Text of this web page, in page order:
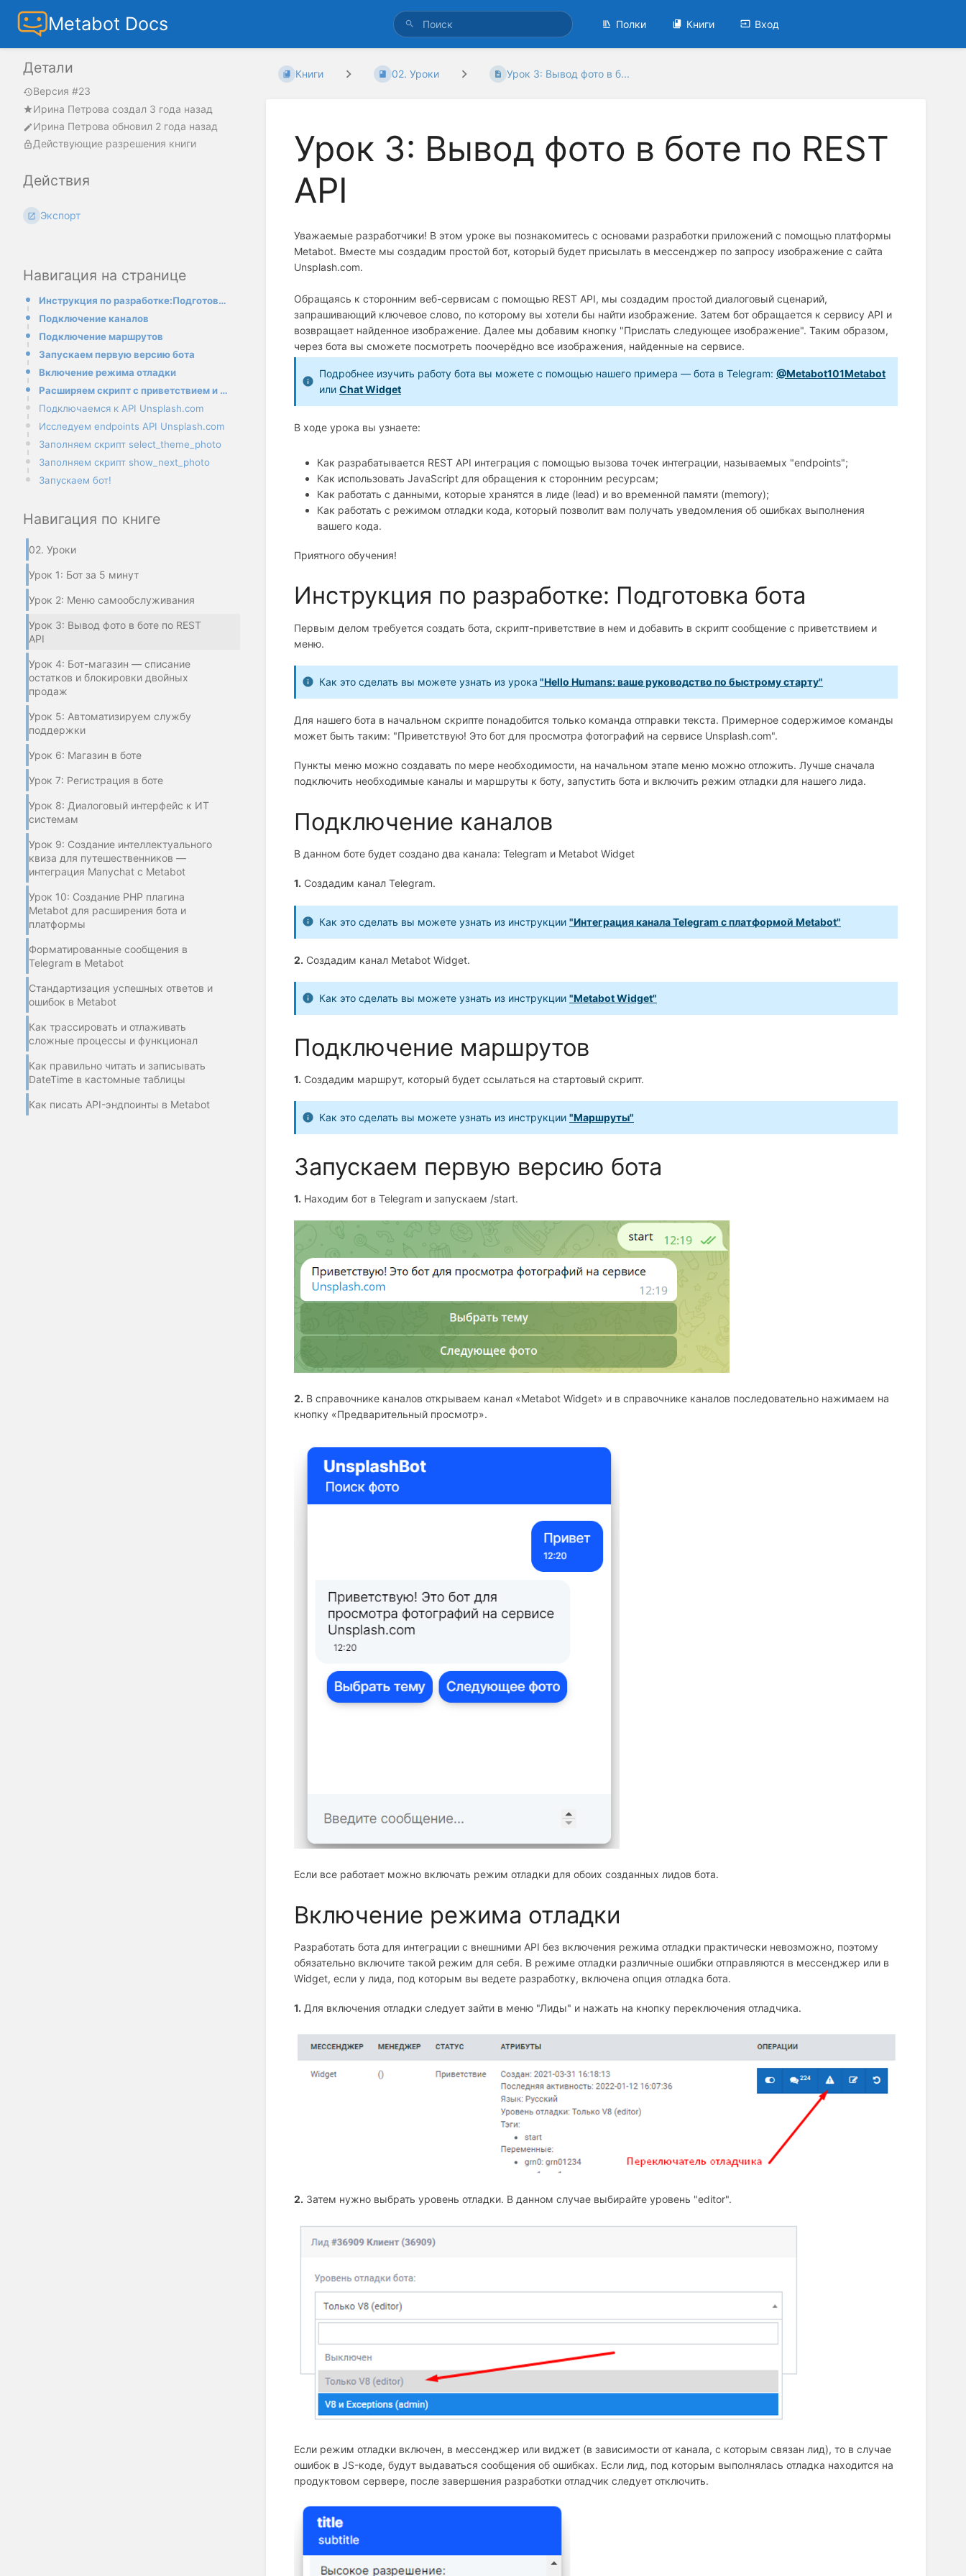
Metabot Docs Полки Книги Вход
Навигация на странице
Инструкция по разработке:Подготовка бота
Подключение каналов
Подключение маршрутов
Запускаем первую версию бота
Включение режима отладки
Расширяем скрипт с приветствием и меню
Подключаемся к API Unsplash.com
Иcследуем endpoints API Unsplash.com
Заполняем скрипт select_theme_photo
Заполняем скрипт show_next_photo
Запускаем бот!
Навигация по книге
02. Уроки
Урок 1: Бот за 5 минут
Урок 2: Меню самообслуживания
Урок 3: Вывод фото в боте по REST
API
Урок 4: Бот-магазин — списание
остатков и блокировки двойных
продаж
Урок 5: Автоматизируем службу
поддержки
Урок 6: Магазин в боте
Урок 7: Регистрация в боте
Урок 8: Диалоговый интерфейс к ИТ
системам
Урок 9: Создание интеллектуального
квиза для путешественников —
интеграция Manychat с Metabot
Урок 10: Создание PHP плагина
Metabot для расширения бота и
платформы
Форматированные сообщения в
Telegram в Metabot
Стандартизация успешных ответов и
ошибок в Metabot
Как трассировать и отлаживать
сложные процессы и функционал
Как правильно читать и записывать
DateTime в кастомные таблицы
Как писать API-эндпоинты в Metabot
Книги 02. Уроки Урок 3: Вывод фото в б...
Урок 3: Вывод фото в боте по REST
API
Уважаемые разработчики! В этом уроке вы познакомитесь с основами разработки приложений с помощью платформы
Metabot. Вместе мы создадим простой бот, который будет присылать в мессенджер по запросу изображение с сайта
Unsplash.com.
Обращаясь к сторонним веб-сервисам с помощью REST API, мы создадим простой диалоговый сценарий,
запрашивающий ключевое слово, по которому вы хотели бы найти изображение. Затем бот обращается к сервису API и
возвращает найденное изображение. Далее мы добавим кнопку "Прислать следующее изображение". Таким образом,
через бота вы сможете посмотреть поочерёдно все изображения, найденные на сервисе.
Подробнее изучить работу бота вы можете с помощью нашего примера — бота в Telegram: @Metabot101Metabot
или Chat Widget
В ходе урока вы узнаете:
Как разрабатывается REST API интеграция с помощью вызова точек интеграции, называемых "endpoints";
Как использовать JavaScript для обращения к сторонним ресурсам;
Как работать с данными, которые хранятся в лиде (lead) и во временной памяти (memory);
Как работать с режимом отладки кода, который позволит вам получать уведомления об ошибках выполнения
вашего кода.
Приятного обучения!
Инструкция по разработке: Подготовка бота
Первым делом требуется создать бота, скрипт-приветствие в нем и добавить в скрипт сообщение с приветствием и
меню.
Как это сделать вы можете узнать из урока "Hello Humans: ваше руководство по быстрому старту"
Для нашего бота в начальном скрипте понадобится только команда отправки текста. Примерное содержимое команды
может быть таким: "Приветствую! Это бот для просмотра фотографий на сервисе Unsplash.com".
Пункты меню можно создавать по мере необходимости, на начальном этапе меню можно отложить. Лучше сначала
подключить необходимые каналы и маршруты к боту, запустить бота и включить режим отладки для нашего лида.
Подключение каналов
В данном боте будет создано два канала: Telegram и Metabot Widget
1. Создадим канал Telegram.
Как это сделать вы можете узнать из инструкции "Интеграция канала Telegram с платформой Metabot"
2. Создадим канал Metabot Widget.
Как это сделать вы можете узнать из инструкции "Metabot Widget"
Подключение маршрутов
1. Создадим маршрут, который будет ссылаться на стартовый скрипт.
Как это сделать вы можете узнать из инструкции "Маршруты"
Запускаем первую версию бота
1. Находим бот в Telegram и запускаем /start.
2. В справочнике каналов открываем канал «Metabot Widget» и в справочнике каналов последовательно нажимаем на
кнопку «Предварительный просмотр».
Если все работает можно включать режим отладки для обоих созданных лидов бота.
Включение режима отладки
Разработать бота для интеграции с внешними API без включения режима отладки практически невозможно, поэтому
обязательно включите такой режим для себя. В режиме отладки различные ошибки отправляются в мессенджер или в
Widget, если у лида, под которым вы ведете разработку, включена опция отладка бота.
1. Для включения отладки следует зайти в меню "Лиды" и нажать на кнопку переключения отладчика.
2. Затем нужно выбрать уровень отладки. В данном случае выбирайте уровень "editor".
Если режим отладки включен, в мессенджер или виджет (в зависимости от канала, с которым связан лид), то в случае
ошибок в JS-коде, будут выдаваться сообщения об ошибках. Если лид, под которым выполнялась отладка находится на
продуктовом сервере, после завершения разработки отладчик следует отключить.
Детали
Версия #23
Ирина Петрова создал 3 года назад
Ирина Петрова обновил 2 года назад
Действующие разрешения книги
Действия
Экспорт